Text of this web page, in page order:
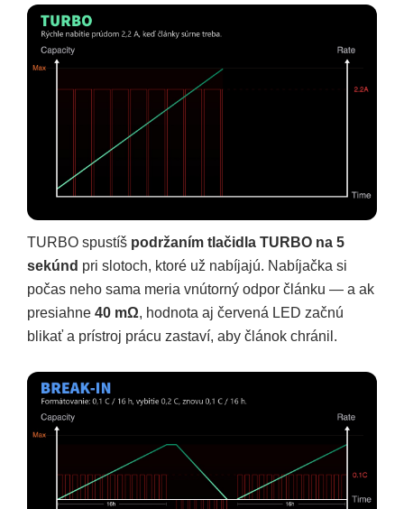
TURBO spustíš podržaním tlačidla TURBO na 5
sekúnd pri slotoch, ktoré už nabíjajú. Nabíjačka si
počas neho sama meria vnútorný odpor článku — a ak
presiahne 40 mΩ, hodnota aj červená LED začnú
blikať a prístroj prácu zastaví, aby článok chránil.